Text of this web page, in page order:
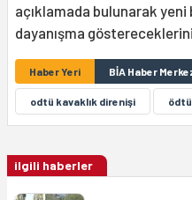
açıklamada bulunarak yeni
dayanışma
Haber Yeri BİA Haber
odtü kavaklık direnişi ödtü
ilgili haberler